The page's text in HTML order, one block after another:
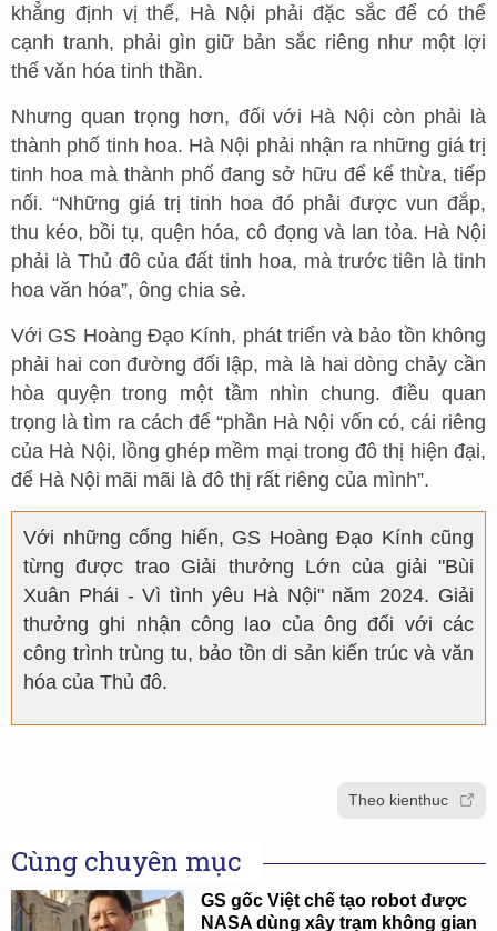
khẳng định vị thế, Hà Nội phải đặc sắc để có thể
cạnh tranh, phải gìn giữ bản sắc riêng như một lợi
thế văn hóa tinh thần.
Nhưng quan trọng hơn, đối với Hà Nội còn phải là
thành phố tinh hoa. Hà Nội phải nhận ra những giá trị
tinh hoa mà thành phố đang sở hữu để kế thừa, tiếp
nối. “Những giá trị tinh hoa đó phải được vun đắp,
thu kéo, bồi tụ, quện hóa, cô đọng và lan tỏa. Hà Nội
phải là Thủ đô của đất tinh hoa, mà trước tiên là tinh
hoa văn hóa”, ông chia sẻ.
Với GS Hoàng Đạo Kính, phát triển và bảo tồn không
phải hai con đường đối lập, mà là hai dòng chảy cần
hòa quyện trong một tầm nhìn chung. điều quan
trọng là tìm ra cách để “phần Hà Nội vốn có, cái riêng
của Hà Nội, lồng ghép mềm mại trong đô thị hiện đại,
để Hà Nội mãi mãi là đô thị rất riêng của mình”.
Với những cống hiến, GS Hoàng Đạo Kính cũng
từng được trao Giải thưởng Lớn của giải "Bùi
Xuân Phái - Vì tình yêu Hà Nội" năm 2024. Giải
thưởng ghi nhận công lao của ông đối với các
công trình trùng tu, bảo tồn di sản kiến trúc và văn
hóa của Thủ đô.
Theo kienthuc
Cùng chuyên mục
GS gốc Việt chế tạo robot được
NASA dùng xây trạm không gian